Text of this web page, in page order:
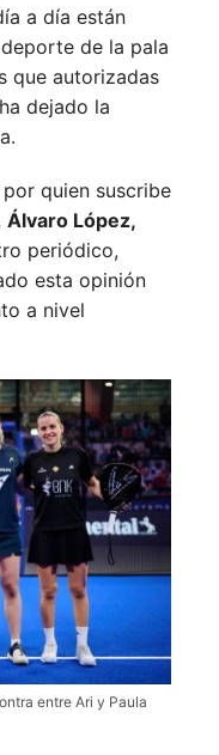
a día están
de la pala
que autorizadas
dejado la
quien suscribe
Álvaro López,
periódico,
esta opinión
a nivel
entre Ari y Paula